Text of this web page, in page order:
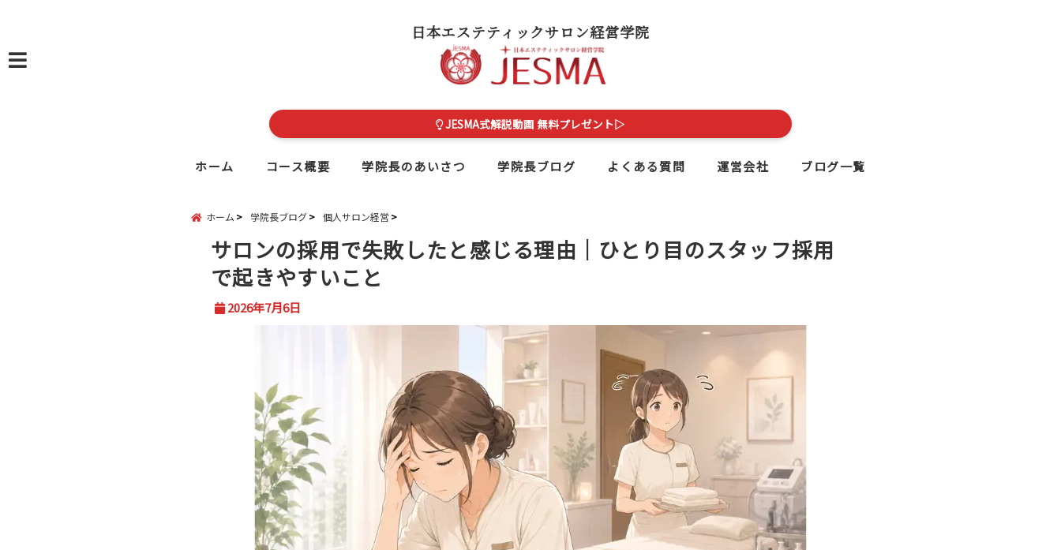
日本エステティックサロン経営学院
JESMA式解説動画 無料プレゼント▷
ホーム コース概要 学院長のあいさつ 学院長ブログ よくある質問 運営会社 ブログ一覧
ホーム 学院長ブログ 個人サロン経営
サロンの採用で失敗したと感じる理由｜ひとり目のスタッフ採用
で起きやすいこと
2026年7月6日